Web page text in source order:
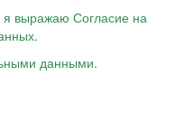
выражаю Согласие на
данными.